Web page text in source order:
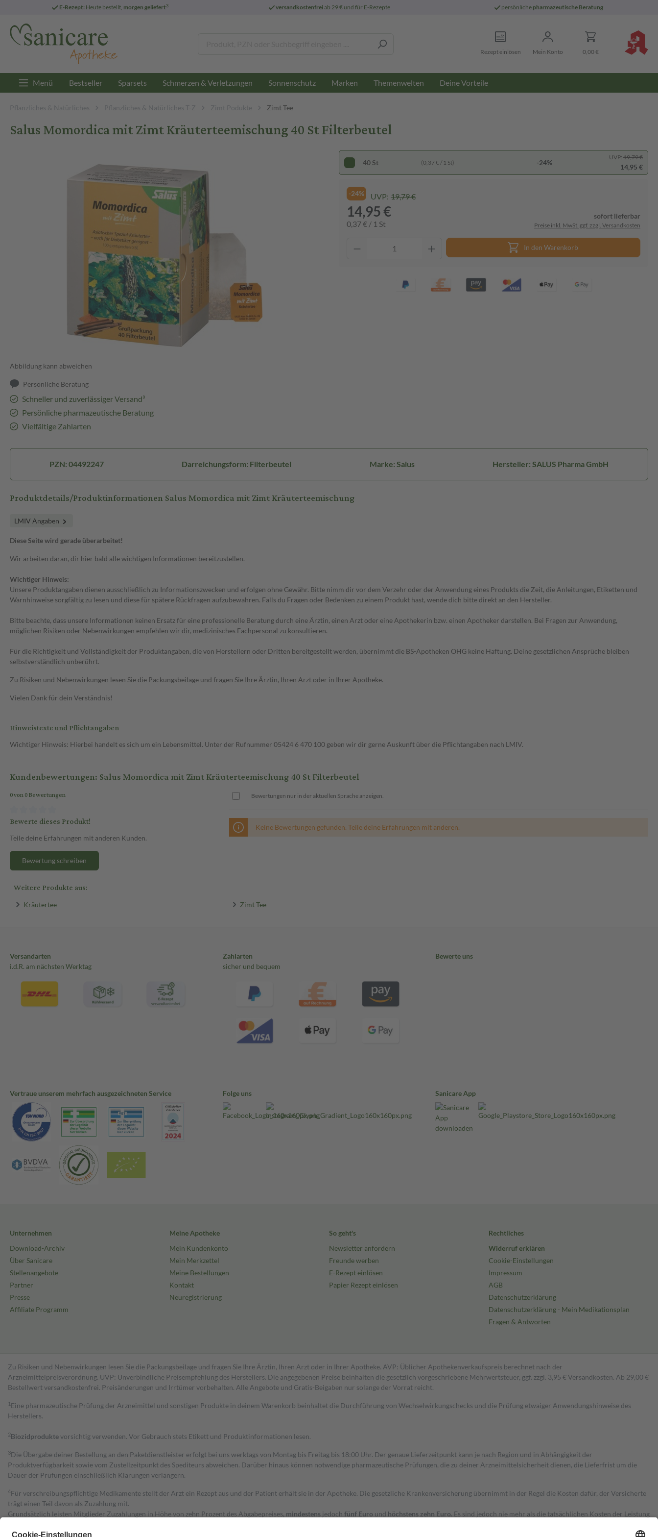
E-Rezept: Heute bestellt, morgen geliefert3 versandkostenfreiab 29 € und für E-Rezepte persönliche pharmazeutische Beratung
Rezept einlösen Mein Konto 0,00 €
Menü Bestseller Sparsets Schmerzen & Verletzungen Sonnenschutz Marken Themenwelten Deine Vorteile
Pflanzliches & Natürliches Pflanzliches & Natürliches T-Z Zimt Podukte Zimt Tee
Salus Momordica mit Zimt Kräuterteemischung 40 St Filterbeutel
Abbildung kann abweichen
Persönliche Beratung
Schneller und zuverlässiger Versand³
Persönliche pharmazeutische Beratung
Vielfältige Zahlarten
40 St (0,37 € / 1 St) -24%
UVP: 19,79 €
14,95 €
-24% UVP: 19,79 €
14,95 €
0,37 € / 1 St
sofort lieferbar
Preise inkl. MwSt. ggf. zzgl. Versandkosten
In den Warenkorb
PZN: 04492247 Darreichungsform: Filterbeutel Marke: Salus Hersteller: SALUS Pharma GmbH
Produktdetails/Produktinformationen Salus Momordica mit Zimt Kräuterteemischung
LMIV Angaben
Diese Seite wird gerade überarbeitet!
Wir arbeiten daran, dir hier bald alle wichtigen Informationen bereitzustellen.
Wichtiger Hinweis:
Unsere Produktangaben dienen ausschließlich zu Informationszwecken und erfolgen ohne Gewähr. Bitte nimm dir vor dem Verzehr oder der Anwendung eines Produkts die Zeit, die Anleitungen, Etiketten und
Warnhinweise sorgfältig zu lesen und diese für spätere Rückfragen aufzubewahren. Falls du Fragen oder Bedenken zu einem Produkt hast, wende dich bitte direkt an den Hersteller.
Bitte beachte, dass unsere Informationen keinen Ersatz für eine professionelle Beratung durch eine Ärztin, einen Arzt oder eine Apothekerin bzw. einen Apotheker darstellen. Bei Fragen zur Anwendung,
möglichen Risiken oder Nebenwirkungen empfehlen wir dir, medizinisches Fachpersonal zu konsultieren.
Für die Richtigkeit und Vollständigkeit der Produktangaben, die von Herstellern oder Dritten bereitgestellt werden, übernimmt die BS-Apotheken OHG keine Haftung. Deine gesetzlichen Ansprüche bleiben
selbstverständlich unberührt.
Zu Risiken und Nebenwirkungen lesen Sie die Packungsbeilage und fragen Sie Ihre Ärztin, Ihren Arzt oder in Ihrer Apotheke.
Vielen Dank für dein Verständnis!
Hinweistexte und Pflichtangaben
Wichtiger Hinweis: Hierbei handelt es sich um ein Lebensmittel. Unter der Rufnummer 05424 6 470 100 geben wir dir gerne Auskunft über die Pflichtangaben nach LMIV.
Kundenbewertungen: Salus Momordica mit Zimt Kräuterteemischung 40 St Filterbeutel
0 von 0 Bewertungen
Bewerte dieses Produkt!
Teile deine Erfahrungen mit anderen Kunden.
Bewertung schreiben
Bewertungen nur in der aktuellen Sprache anzeigen.
Keine Bewertungen gefunden. Teile deine Erfahrungen mit anderen.
Weitere Produkte aus:
Kräutertee Zimt Tee
Versandarten
i.d.R. am nächsten Werktag
Zahlarten
sicher und bequem
Bewerte uns
Vertraue unserem mehrfach ausgezeichneten Service Folge uns Sanicare App
Unternehmen
Download-Archiv
Über Sanicare
Stellenangebote
Partner
Presse
Affiliate Programm
Meine Apotheke
Mein Kundenkonto
Mein Merkzettel
Meine Bestellungen
Kontakt
Neuregistrierung
So geht's
Newsletter anfordern
Freunde werben
E-Rezept einlösen
Papier Rezept einlösen
Rechtliches
Widerruf erklären
Cookie-Einstellungen
Impressum
AGB
Datenschutzerklärung
Datenschutzerklärung - Mein Medikationsplan
Fragen & Antworten
Zu Risiken und Nebenwirkungen lesen Sie die Packungsbeilage und fragen Sie Ihre Ärztin, Ihren Arzt oder in Ihrer Apotheke. AVP: Üblicher Apothekenverkaufspreis berechnet nach der
Arzneimittelpreisverordnung. UVP: Unverbindliche Preisempfehlung des Herstellers. Die angegebenen Preise beinhalten die gesetzlich vorgeschriebene Mehrwertsteuer, ggf. zzgl. 3,95 € Versandkosten. Ab 29,00 €
Bestell­wert versand­kosten­frei. Preisänderungen und Irrtümer vorbehalten. Alle Angebote und Gratis-Beigaben nur solange der Vorrat reicht.
1 Eine pharmazeutische Prüfung der Arzneimittel und sonstigen Produkte in deinem Warenkorb beinhaltet die Durchführung von Wechselwirkungschecks und die Prüfung etwaiger Anwendungshinweise des
Herstellers.
2Biozidproduktevorsichtig verwenden. Vor Gebrauch stets Etikett und Produktinformationen lesen.
3Die Übergabe deiner Bestellung an den Paketdienstleister erfolgt bei uns werktags von Montag bis Freitag bis 18:00 Uhr. Der genaue Lieferzeitpunkt kann je nach Region und in Abhängigkeit der
Produktverfügbarkeit sowie vom Zustellzeitpunkt des Spediteurs abweichen. Darüber hinaus können notwendige pharmazeutische Prüfungen, die zu deiner Arzneimittelsicherheit dienen, die Lieferfrist um die
Dauer der Prüfungen einschließlich Klärungen verlängern.
4Für verschreibungspflichtige Medikamente stellt der Arzt ein Rezept aus und der Patient erhält sie in der Apotheke. Die gesetzliche Krankenversicherung übernimmt in der Regel die Kosten dafür, der Versicherte
trägt einen Teil davon als Zuzahlung mit.
Grundsätzlich leisten Mitglieder Zuzahlungen in Höhe von zehn Prozent des Abgabepreises, mindestens jedoch fünf Euro und höchstens zehn Euro. Es sind jedoch nie mehr als die tatsächlichen Kosten der Leistung
Diese Regeln gelten grundsätzlich auch für Online-Apotheken.